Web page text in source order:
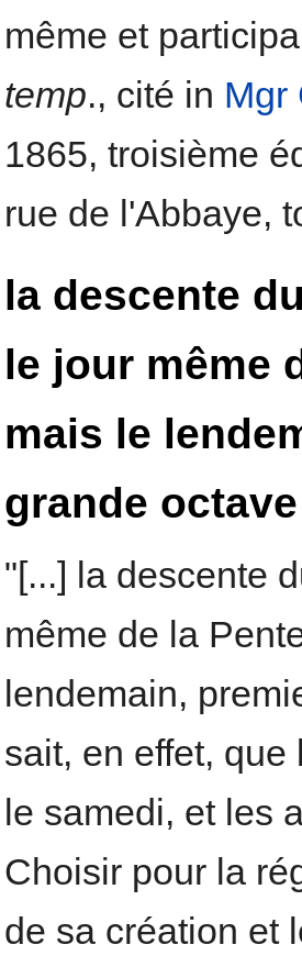
même et
temp., cité in Mgr
1865, troisième
rue de l'Abbaye,
la descente
le jour même
mais le
grande octave
"[...] la descente
même de la
lendemain,
sait, en effet,
le samedi, et les
Choisir pour la
de sa création et